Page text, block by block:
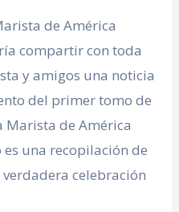
de América
compartir con toda
y amigos una noticia
del primer tomo de
Marista de América
una recopilación de
verdadera celebración